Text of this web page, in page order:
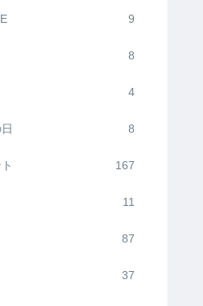
9
8
4
8
167
11
87
37